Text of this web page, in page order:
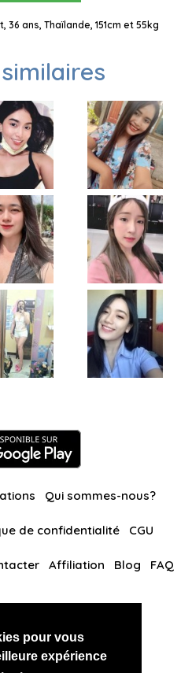
pour vous
expérience
ans, Thaïlande, 151cm et 55kg
Qui sommes-nous?
de confidentialité CGU
Affiliation Blog FAQ
RussianKisses